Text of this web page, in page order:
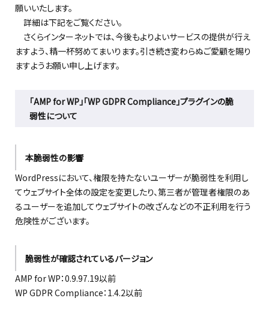
願いいたします。
詳細は下記をご覧ください。
さくらインターネットでは、今後もよりよいサービスの提供が行え
ますよう、精一杯努めてまいります。引き続き変わらぬご愛顧を賜り
ますようお願い申し上げます。
「AMP for WP」「WP GDPR Compliance」プラグインの脆
弱性について
本脆弱性の影響
WordPressにおいて、権限を持たないユーザーが脆弱性を利用し
てウェブサイト全体の設定を変更したり、第三者が管理者権限のあ
るユーザーを追加してウェブサイトの改ざんなどの不正利用を行う
危険性がございます。
脆弱性が確認されているバージョン
AMP for WP：0.9.97.19以前
WP GDPR Compliance：1.4.2以前